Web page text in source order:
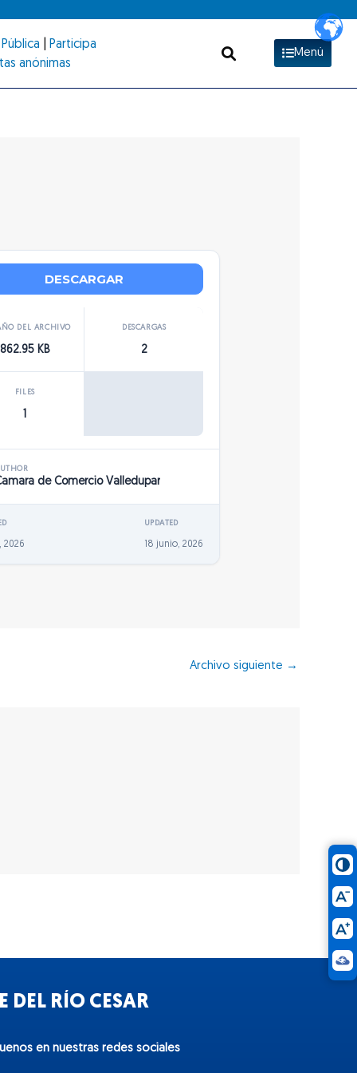
Participa
anónimas
Menú
DESCARGAR
DEL ARCHIVO
862.95 KB
DESCARGAS
2
FILES
1
de Comercio Valledupar
2026
UPDATED
18 junio, 2026
Archivo siguiente →
DEL RÍO CESAR
en nuestras redes sociales